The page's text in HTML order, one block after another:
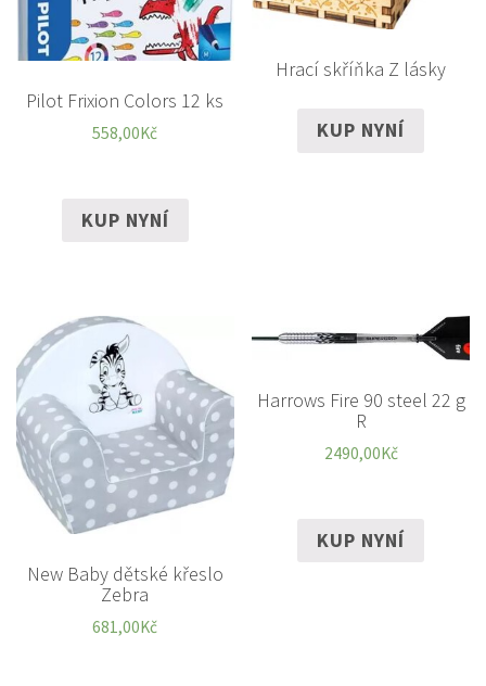
Pilot Frixion Colors 12 ks
558,00Kč
KUP NYNÍ
Hrací skříňka Z lásky
KUP NYNÍ
New Baby dětské křeslo
Zebra
681,00Kč
Harrows Fire 90 steel 22 g
R
2490,00Kč
KUP NYNÍ